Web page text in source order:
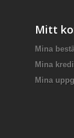
Mitt
Mina
Mina
Mina